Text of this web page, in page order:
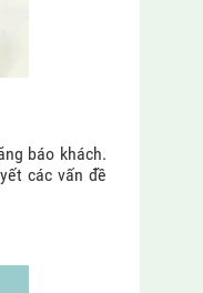
báo khách.
các vấn đề